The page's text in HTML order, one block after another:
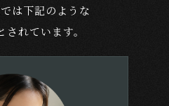
は下記のような
れています。